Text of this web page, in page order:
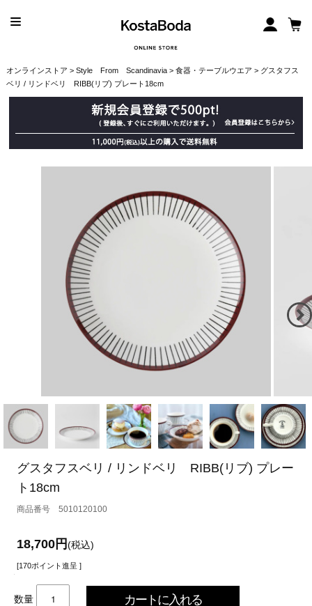
オンラインストア > Style From Scandinavia> 食器・テーブルウエア > グスタフス
ベリ / リンドベリ RIBB(リブ) プレート18cm
グスタフスベリ / リンドベリ RIBB(リブ) プレー
ト18cm
5010120100
18,700円(税込)
[170ポイント進呈 ]
数量